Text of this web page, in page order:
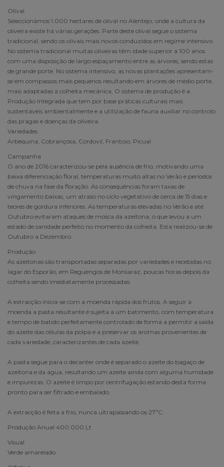
Olival
Seleccionámos 1.000 hectares de olival no Alentejo, onde a cultura da
oliveira existe há várias gerações. Parte deste olival segue o sistema
tradicional, sendo os olivais mais novos conduzidos em regime intensivo.
No sistema tradicional muitas oliveiras têm idade superior a 100 anos
com uma disposição de largo espaçamento entre as árvores, sendo estas
de grande porte. No sistema intensivo, as novas plantações apresentam-
se em compassos mais pequenos resultando em árvores de médio porte,
mais adaptadas à colheita mecânica. O sistema de produção é a
Produção Integrada que tem por base práticas culturais mais
sustentáveis ambientalmente e a utilização de fauna auxiliar no controlo
das pragas e doenças da oliveira.
Variedades
Arbequina, Cobrançosa, Cordovil, Frantoio, Picual
Campanha
O ano de 2016 caracterizou-se pela ausência de frio, motivando uma
baixa diferenciação floral, temperaturas muito altas no Verão e períodos
de chuva na fase da floração. As consequências foram taxas de
vingamento baixas, um atraso no ciclo vegetativo de cerca de 15 dias e
teores de gordura inferiores. As temperaturas elevadas no Verão e até
Outubro evitaram ataques de mosca da azeitona, o que levou a um
estado de sanidade perfeito no momento da colheita. Esta realizou-se de
Outubro a Dezembro.
Produção
As azeitonas são transportadas separadas por variedades e recebidas no
lagar do Esporão, em Reguengos de Monsaraz, poucas horas depois da
colheita sendo imediatamente processadas.
A extracção inicia-se com a moenda rápida dos frutos. A seguir à
moenda a pasta resultante é sujeita a um batimento, com temperatura
e tempo de batido perfeitamente controlado de forma a permitir a saída
do azeite das células da polpa e a preservar os aromas provenientes de
cada variedade, caracterizantes de cada azeite.
A pasta segue para o decanter onde é separado o azeite do bagaço de
azeitona e da água, resultando um azeite ainda com alguma humidade
e impurezas. O azeite é limpo por centrifugação estando desta forma
pronto para ser filtrado e embalado.
A extracção é feita a frio, nunca ultrapassando os 27ºC.
Produção Anual 400.000 Lt
Visual
Verde amarelado.